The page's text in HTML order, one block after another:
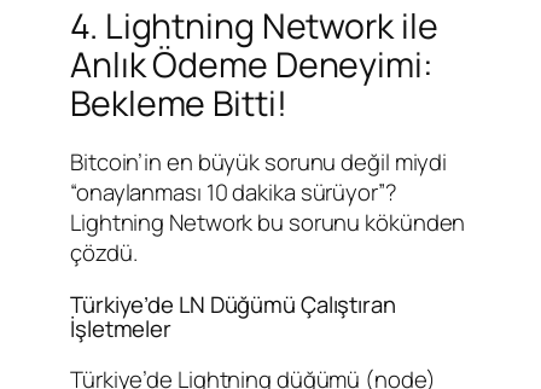
4. Lightning Network ile
Anlık Ödeme Deneyimi:
Bekleme Bitti!
Bitcoin’in en büyük sorunu değil miydi
“onaylanması 10 dakika sürüyor”?
Lightning Network bu sorunu kökünden
çözdü.
Türkiye’de LN Düğümü Çalıştıran
İşletmeler
Türkiye’de Lightning düğümü (node)